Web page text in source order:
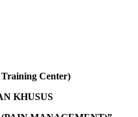
Center)
KHUSUS